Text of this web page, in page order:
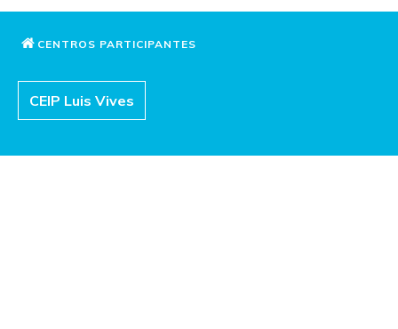
CENTROS PARTICIPANTES
CEIP Luis Vives